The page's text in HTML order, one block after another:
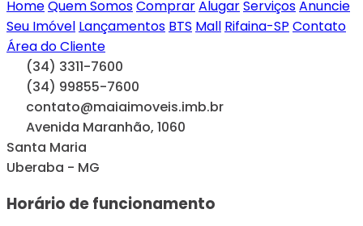
HomeQuem SomosComprarAlugarServiçosAnuncie
Seu Imóvel Lançamentos BTS Mall Rifaina-SP Contato
Área do Cliente
(34) 3311-7600
(34) 99855-7600
contato@maiaimoveis.imb.br
Avenida Maranhão, 1060
Santa Maria
Uberaba - MG
Horário de funcionamento